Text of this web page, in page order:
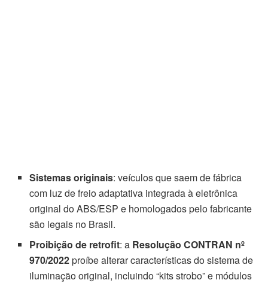
Sistemas originais: veículos que saem de fábrica
com luz de freio adaptativa integrada à eletrônica
original do ABS/ESP e homologados pelo fabricante
são legais no Brasil.
Proibição de retrofit: a Resolução CONTRAN nº
970/2022proíbe alterar características do sistema de
iluminação original, incluindo “kits strobo” e módulos